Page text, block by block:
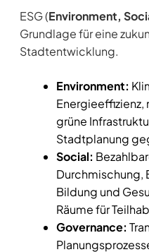
ESG (Environment,
Grundlage für eine
Stadtentwicklung.
Environment:
Energieeffizienz,
grüne
Stadtplanung
Social:
Durchmischung,
Bildung und
Räume für
Governance: